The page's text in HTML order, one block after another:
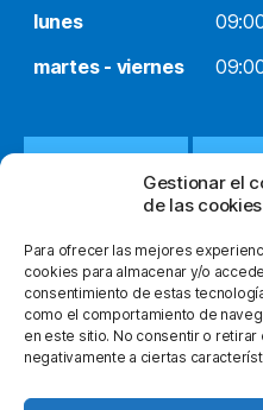
Gestionar el
de las cookies
Para ofrecer las mejores
cookies para almacenar y/o
consentimiento de estas
como el comportamiento de
en este sitio. No consentir o
negativamente a ciertas
lunes
martes - viernes
© 2026Ortopedia Clot